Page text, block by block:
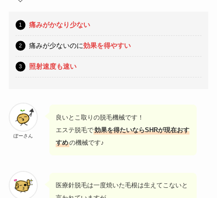
痛みがかなり少ない
痛みが少ないのに効果を得やすい
照射速度も速い
ぽーさん
良いとこ取りの脱毛機械です！
エステ脱毛で効果を得たいならSHRが現在おす
すめの機械です♪
医療針脱毛は一度焼いた毛根は生えてこないと